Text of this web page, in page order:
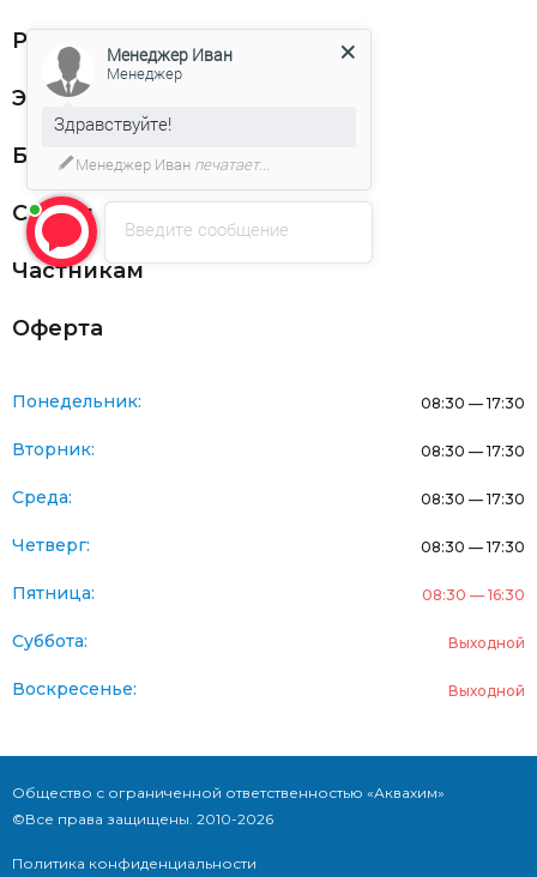
Реквизиты
ЭДО
Благодарности
Статьи
Частникам
Оферта
Понедельник: 08:30 — 17:30
Вторник: 08:30 — 17:30
Среда: 08:30 — 17:30
Четверг: 08:30 — 17:30
Пятница: 08:30 — 16:30
Суббота: Выходной
Воскресенье: Выходной
Общество с ограниченной ответственностью «Аквахим»
©Все права защищены. 2010-2026
Политика конфиденциальности
Введите сообщение
Менеджер Иван
Менеджер
Здравствуйте!
Менеджер Иван печатает...